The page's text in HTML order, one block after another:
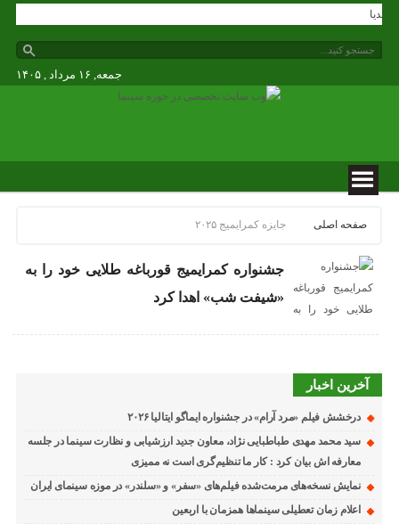
مدیا
جمعه, ۱۶ مرداد , ۱۴۰۵
صفحه اصلی جایزه کمرایمیج ۲۰۲۵
جشنواره کمرایمیج قورباغه طلایی خود را به
«شیفت شب» اهدا کرد
آخرین اخبار
درخشش فیلم «مرد آرام» در جشنواره ایماگو ایتالیا ۲۰۲۶
سید محمد مهدی طباطبایی نژاد، معاون جدید ارزشیابی و نظارت سینما در جلسه
معارفه اش بیان کرد : کار ما تنظیم‌گری است نه ممیزی
نمایش نسخه‌های مرمت‌شده فیلم‌های «سفر» و «سلندر» در موزه سینمای ایران
اعلام زمان تعطیلی سینماها همزمان با اربعین